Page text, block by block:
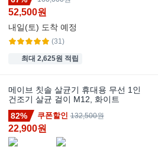
52,500원
내일(토) 도착 예정
(31)
최대 2,625원 적립
메이브 칫솔 살균기 휴대용 무선 1인
건조기 살균 걸이 M12, 화이트
82%
쿠폰할인 132,500원
22,900원